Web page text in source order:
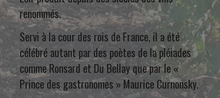
renommés.
Servi à la cour des rois de France, il a été
célébré autant par des poètes de la pléiades
comme Ronsard et Du Bellay que par le «
Prince des gastronomes » Maurice Curnonsky.